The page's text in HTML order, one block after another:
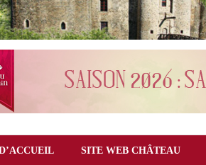
SITE WEB CHÂTEAU